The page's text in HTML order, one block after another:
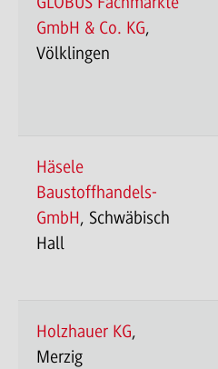
GmbH & Co. KG,
Völklingen
Häsele
Baustoffhandels-
GmbH, Schwäbisch
Hall
Holzhauer KG,
Merzig